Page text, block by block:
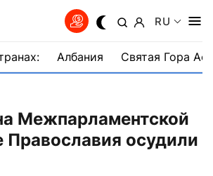
RU
Албания Святая Гора
Межпарламентской
Православия осудили